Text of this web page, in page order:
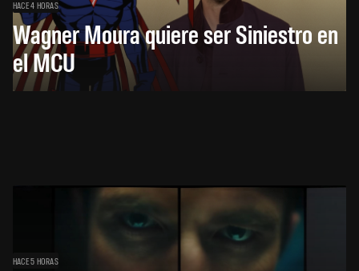
HACE 4 HORAS
Wagner Moura quiere ser Siniestro en
el MCU
HACE 5 HORAS